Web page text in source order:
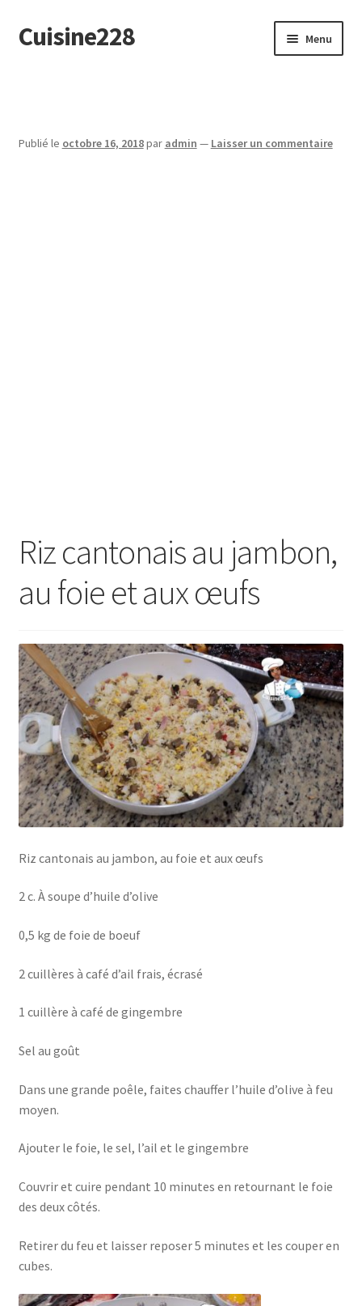
Aller
à
Aller
au
Cuisine228 Menu
Publié le octobre 16, 2018par admin — Laisser un commentaire
Riz cantonais au jambon,
au foie et aux œufs
Riz cantonais au jambon, au foie et aux œufs
2 c. À soupe d’huile d’olive
0,5 kg de foie de boeuf
2 cuillères à café d’ail frais, écrasé
1 cuillère à café de gingembre
Sel au goût
Dans une grande poêle, faites chauffer l’huile d’olive à feu
moyen.
Ajouter le foie, le sel, l’ail et le gingembre
Couvrir et cuire pendant 10 minutes en retournant le foie
des deux côtés.
Retirer du feu et laisser reposer 5 minutes et les couper en
cubes.